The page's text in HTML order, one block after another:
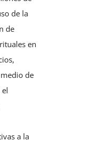
de la
de
en
de
a la